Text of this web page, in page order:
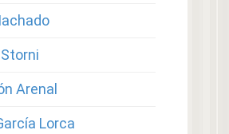
Arenal
Lorca